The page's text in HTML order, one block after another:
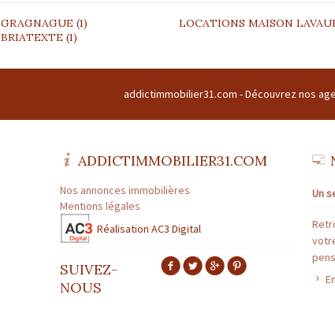
GRAGNAGUE (1)
BRIATEXTE (1)
LOCATIONS MAISON
addictimmobilier31.com -Découvrez nos
ADDICTIMMOBILIER31.COM
Nos annonces immobilières
Mentions légales
Réalisation AC3 Digital
SUIVEZ-
NOUS
Un